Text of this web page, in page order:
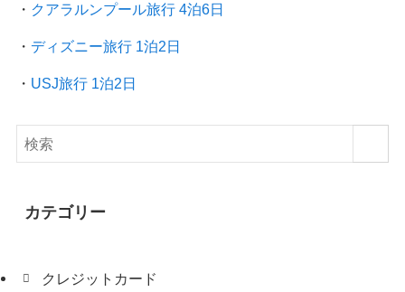
・ クアラルンプール旅行 4泊6日
・ ディズニー旅行 1泊2日
・ USJ旅行 1泊2日
カテゴリー
クレジットカード